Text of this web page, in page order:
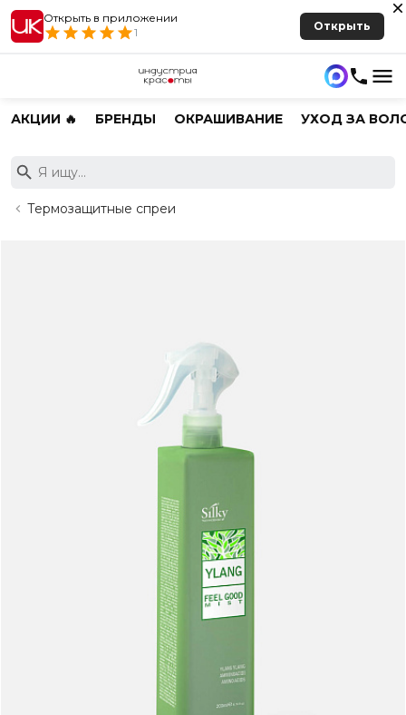
Открыть в приложении
1
Открыть
АКЦИИ 🔥 БРЕНДЫ ОКРАШИВАНИЕ УХОД ЗА
Термозащитные спреи